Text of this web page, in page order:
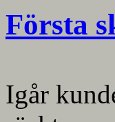
Första
Igår